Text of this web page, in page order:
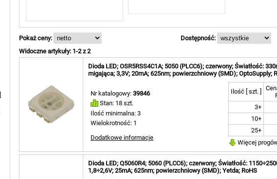
Pokaż ceny: Dostępność:
Widoczne artykuły: 1-2 z 2
Dioda LED; OSR5RSS4C1A; 5050 (PLCC6); czerwony; Światłość:
migająca; 3,3V; 20mA; 625nm; powierzchniowy (SMD); OptoSupply;
Nr katalogowy: 39846
Stan: 18 szt.
Ilość minimalna: 3
Wielokrotność: 1
Dodatkowe informacje
Ilość [ szt. ]
3+
10+
25+
Więcej
Dioda LED; Q5060R4; 5060 (PLCC6); czerwony; Światłość:
1,8÷2,6V; 25mA; 625nm; powierzchniowy (SMD); Yetda; RoHS